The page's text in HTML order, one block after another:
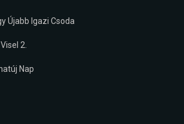
Újabb Igazi Csoda
2.
Nap